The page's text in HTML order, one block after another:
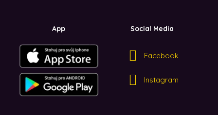
App Social Media
Facebook
Instagram